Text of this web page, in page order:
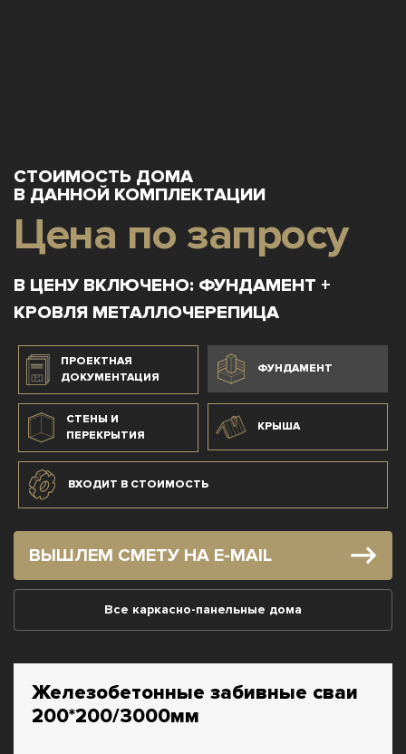
СТОИМОСТЬ ДОМА
В ДАННОЙ КОМПЛЕКТАЦИИ
Цена по запросу
В ЦЕНУ ВКЛЮЧЕНО: ФУНДАМЕНТ +
КРОВЛЯ МЕТАЛЛОЧЕРЕПИЦА
ПРОЕКТНАЯ
ДОКУМЕНТАЦИЯ
ФУНДАМЕНТ
СТЕНЫ И
ПЕРЕКРЫТИЯ
КРЫША
ВХОДИТ В СТОИМОСТЬ
ВЫШЛЕМ СМЕТУ НА E-MAIL
Все каркасно-панельные дома
Железобетонные забивные сваи
200*200/3000мм